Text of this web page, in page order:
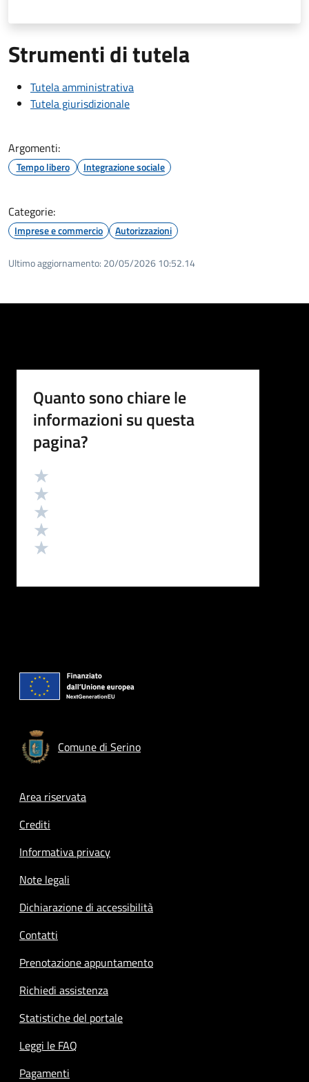
Strumenti di tutela
Tutela amministrativa
Tutela giurisdizionale
Argomenti:
Tempo libero Integrazione sociale
Categorie:
Imprese e commercio Autorizzazioni
Ultimo aggiornamento: 20/05/2026 10:52.14
Quanto sono chiare le
informazioni su questa
pagina?
Valutazione
Comune di Serino
Footer menu
Area riservata
Crediti
Informativa privacy
Note legali
Dichiarazione di accessibilità
Contatti
Prenotazione appuntamento
Richiedi assistenza
Statistiche del portale
Leggi le FAQ
Pagamenti